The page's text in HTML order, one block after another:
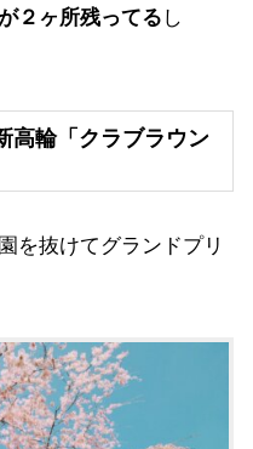
２ヶ所残ってる し
高輪「クラブラウン
を抜けてグランドプリ